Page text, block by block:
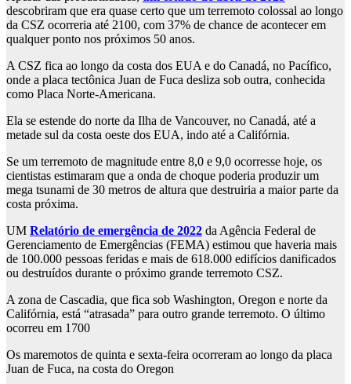
descobriram que era quase certo que um terremoto colossal ao longo
da CSZ ocorreria até 2100, com 37% de chance de acontecer em
qualquer ponto nos próximos 50 anos.
A CSZ fica ao longo da costa dos EUA e do Canadá, no Pacífico,
onde a placa tectônica Juan de Fuca desliza sob outra, conhecida
como Placa Norte-Americana.
Ela se estende do norte da Ilha de Vancouver, no Canadá, até a
metade sul da costa oeste dos EUA, indo até a Califórnia.
Se um terremoto de magnitude entre 8,0 e 9,0 ocorresse hoje, os
cientistas estimaram que a onda de choque poderia produzir um
mega tsunami de 30 metros de altura que destruiria a maior parte da
costa próxima.
UM Relatório de emergência de 2022 da Agência Federal de
Gerenciamento de Emergências (FEMA) estimou que haveria mais
de 100.000 pessoas feridas e mais de 618.000 edifícios danificados
ou destruídos durante o próximo grande terremoto CSZ.
A zona de Cascadia, que fica sob Washington, Oregon e norte da
Califórnia, está “atrasada” para outro grande terremoto. O último
ocorreu em 1700
Os maremotos de quinta e sexta-feira ocorreram ao longo da placa
Juan de Fuca, na costa do Oregon